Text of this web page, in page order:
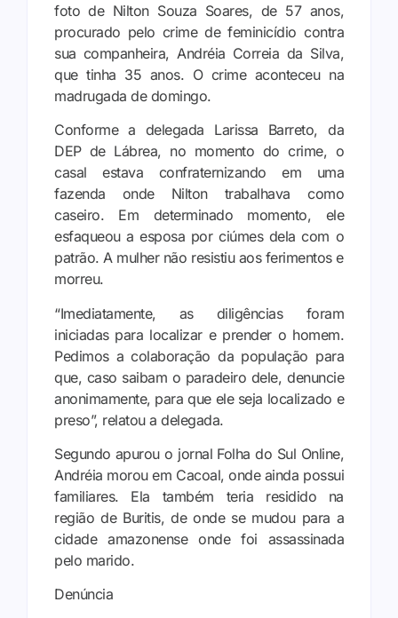
foto de Nilton Souza Soares, de 57 anos,
procurado pelo crime de feminicídio contra
sua companheira, Andréia Correia da Silva,
que tinha 35 anos. O crime aconteceu na
madrugada de domingo.
Conforme a delegada Larissa Barreto, da
DEP de Lábrea, no momento do crime, o
casal estava confraternizando em uma
fazenda onde Nilton trabalhava como
caseiro. Em determinado momento, ele
esfaqueou a esposa por ciúmes dela com o
patrão. A mulher não resistiu aos ferimentos e
morreu.
“Imediatamente, as diligências foram
iniciadas para localizar e prender o homem.
Pedimos a colaboração da população para
que, caso saibam o paradeiro dele, denuncie
anonimamente, para que ele seja localizado e
preso”, relatou a delegada.
Segundo apurou o jornal Folha do Sul Online,
Andréia morou em Cacoal, onde ainda possui
familiares. Ela também teria residido na
região de Buritis, de onde se mudou para a
cidade amazonense onde foi assassinada
pelo marido.
Denúncia